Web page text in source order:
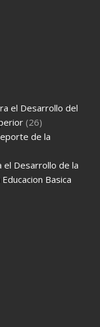
el Desarrollo del
(26)
de la
el Desarrollo de la
Basica